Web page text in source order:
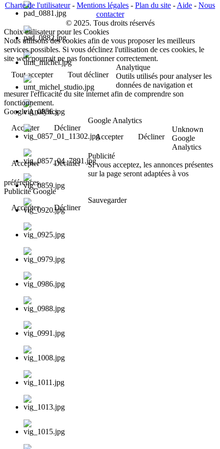
Charte de l'utilisateur- Mentions légales - Plan du site - Aide - Nous
contacter
© 2025. Tous droits réservés
Choix utilisateur pour les Cookies
Nous utilisons des cookies afin de vous proposer les meilleurs
services possibles. Si vous déclinez l'utilisation de ces cookies, le
site web pourrait ne pas fonctionner correctement.
Tout accepter
Tout décliner
Analytique
Outils utilisés pour analyser les
données de navigation et
mesurer l'efficacité du site internet afin de comprendre son
fonctionnement.
Google Analytics
Accepter
Décliner
Google Analytics
Accepter
Décliner
Unknown
Google
Analytics
Accepter
Décliner
Publicité
Si vous acceptez, les annonces présentes
sur la page seront adaptées à vos
préférences.
Publicité Google
Accepter
Décliner
Sauvegarder